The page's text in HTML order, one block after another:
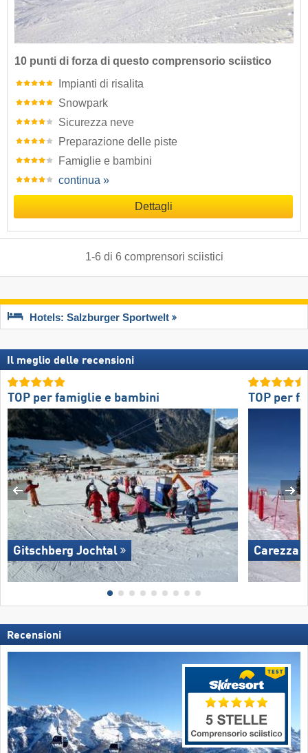
10 punti di forza di questo comprensorio sciistico
Impianti di risalita
Snowpark
Sicurezza neve
Preparazione delle piste
Famiglie e bambini
continua »
Dettagli
1-6 di 6 comprensori sciistici
Hotels: Salzburger Sportwelt
Il meglio delle recensioni
TOP per famiglie e bambini
Gitschberg Jochtal
TOP per
Carezza
Recensioni